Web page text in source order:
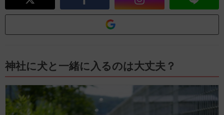
神社に犬と一緒に入るのは大丈夫？